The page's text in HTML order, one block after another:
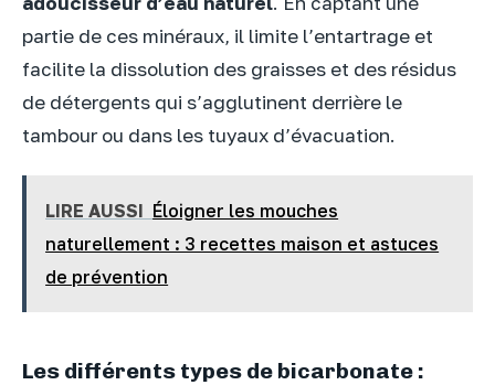
partie de ces minéraux, il limite l’entartrage et
facilite la dissolution des graisses et des résidus
de détergents qui s’agglutinent derrière le
tambour ou dans les tuyaux d’évacuation.
LIRE AUSSI Éloigner les mouches
naturellement : 3 recettes maison et astuces
de prévention
Les différents types de bicarbonate :